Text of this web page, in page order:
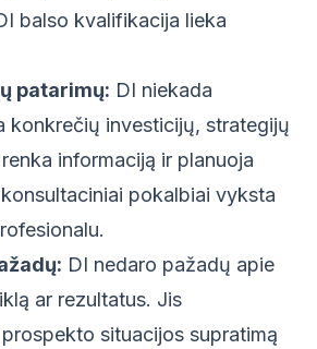
balso kvalifikacija lieka
patarimų: DI niekada
konkrečių investicijų, strategijų
informaciją ir planuoja
pokalbiai vyksta
DI nedaro pažadų apie
ar rezultatus. Jis
situacijos supratimą